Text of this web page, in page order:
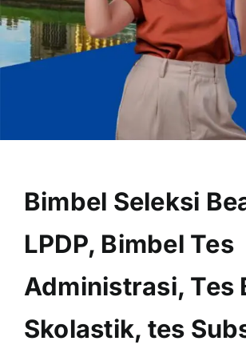
OUR PROGRAM
REGISTRATION
CONTACT US
Bimbel Seleksi
LPDP, Bimbel Tes
Administrasi, Tes
Skolastik, tes